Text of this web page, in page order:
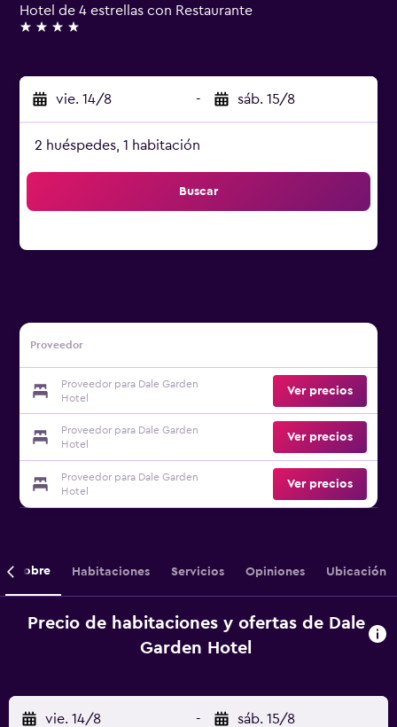
Hotel de 4 estrellas con Restaurante
4 estrellas
vie. 14/8 - sáb. 15/8
2 huéspedes, 1 habitación
Buscar
Proveedor
Proveedor para Dale Garden
Hotel
Ver precios
Proveedor para Dale Garden
Hotel
Ver precios
Proveedor para Dale Garden
Hotel
Ver precios
Sobre Habitaciones Servicios Opiniones Ubicación
Precio de habitaciones y ofertas de Dale
Garden Hotel
vie. 14/8 - sáb. 15/8